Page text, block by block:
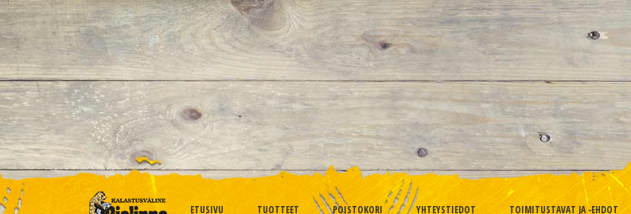
ETUSIVU TUOTTEET POISTOKORI YHTEYSTIEDOT TOIMITUSTAVAT JA -EHDOT